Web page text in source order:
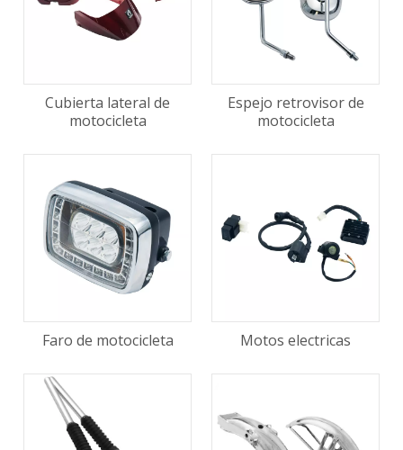
Cubierta lateral de
motocicleta
Espejo retrovisor de
motocicleta
Faro de motocicleta Motos electricas